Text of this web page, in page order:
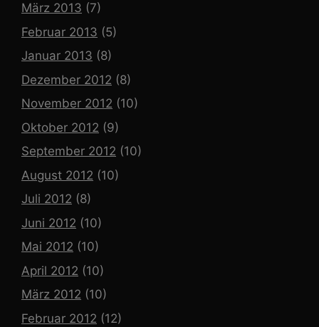
März 2013 (7)
Februar 2013 (5)
Januar 2013 (8)
Dezember 2012 (8)
November 2012 (10)
Oktober 2012 (9)
September 2012 (10)
August 2012 (10)
Juli 2012 (8)
Juni 2012 (10)
Mai 2012 (10)
April 2012 (10)
März 2012 (10)
Februar 2012 (12)